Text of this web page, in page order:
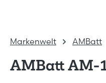
Markenwelt AMBatt
AMBatt AM-